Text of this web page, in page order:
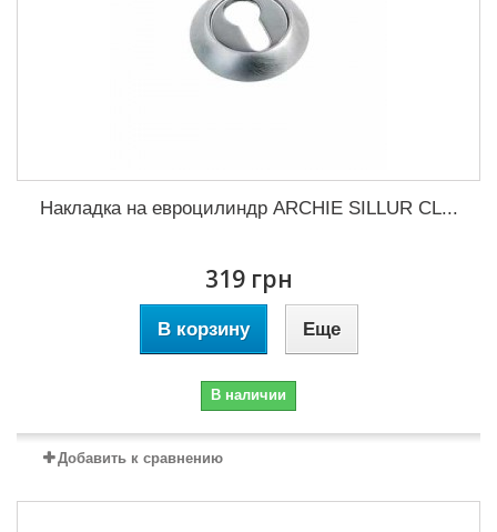
Накладка на евроцилиндр ARCHIE SILLUR CL...
319 грн
В корзину Еще
В наличии
Добавить к сравнению